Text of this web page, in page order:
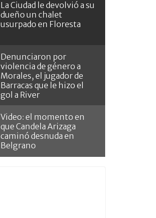
La Ciudad le devolvió a su
dueño un chalet
usurpado en Floresta
Denunciaron por
violencia de género a
Morales, el jugador de
Barracas que le hizo el
gol a River
Video: el momento en
que Candela Arizaga
caminó desnuda en
Belgrano